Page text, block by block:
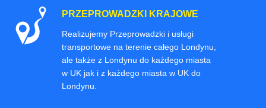
PRZEPROWADZKI KRAJOWE
Realizujemy Przeprowadzki i usługi
transportowe na terenie całego Londynu,
ale także z Londynu do każdego miasta
w UK jak i z każdego miasta w UK do
Londynu.